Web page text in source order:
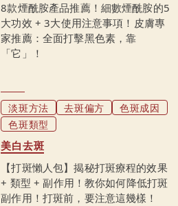
8款煙酰胺產品推薦！細數煙酰胺的5
大功效 + 3大使用注意事項！皮膚專
家推薦：全面打擊黑色素，靠
「它」！
淡斑方法 去斑偏方
色斑成因
色斑類型
美白去斑
【打斑懶人包】揭秘打斑療程的效果
+ 類型 + 副作用！教你如何降低打斑
副作用！打斑前，要注意這幾樣！